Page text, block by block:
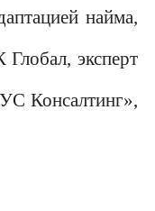
найма,
эксперт
Консалтинг»,